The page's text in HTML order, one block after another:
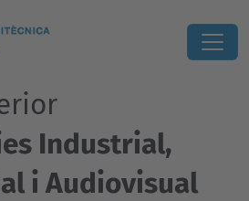
Industrial,
i Audiovisual